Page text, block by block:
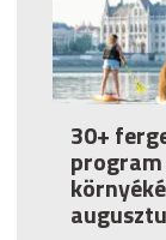
30+